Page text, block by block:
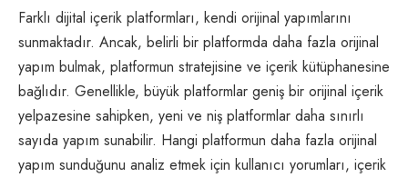
Farklı dijital içerik platformları, kendi orijinal yapımlarını
sunmaktadır. Ancak, belirli bir platformda daha fazla orijinal
yapım bulmak, platformun stratejisine ve içerik kütüphanesine
bağlıdır. Genellikle, büyük platformlar geniş bir orijinal içerik
yelpazesine sahipken, yeni ve niş platformlar daha sınırlı
sayıda yapım sunabilir. Hangi platformun daha fazla orijinal
yapım sunduğunu analiz etmek için kullanıcı yorumları, içerik